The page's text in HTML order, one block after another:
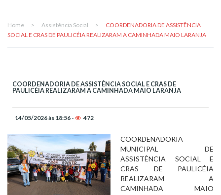
Home > Assistência Social >
COORDENADORIA DE ASSISTÊNCIA
SOCIAL E CRAS DE PAULICÉIA REALIZARAM A CAMINHADA MAIO LARANJA
COORDENADORIA DE ASSISTÊNCIA SOCIAL E CRAS DE
PAULICÉIA REALIZARAM A CAMINHADA MAIO LARANJA
14/05/2026 às 18:56 - 472
COORDENADORIA
MUNICIPAL DE
ASSISTÊNCIA SOCIAL E
CRAS DE PAULICÉIA
REALIZARAM A
CAMINHADA MAIO